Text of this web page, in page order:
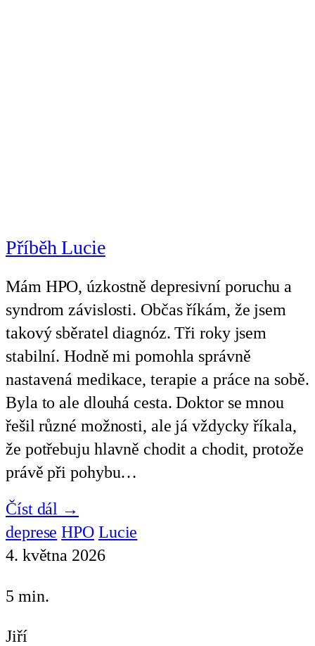
Příběh Lucie
Mám HPO, úzkostně depresivní poruchu a
syndrom závislosti. Občas říkám, že jsem
takový sběratel diagnóz. Tři roky jsem
stabilní. Hodně mi pomohla správně
nastavená medikace, terapie a práce na sobě.
Byla to ale dlouhá cesta. Doktor se mnou
řešil různé možnosti, ale já vždycky říkala,
že potřebuju hlavně chodit a chodit, protože
právě při pohybu…
Číst dál →
deprese HPO Lucie
4. května 2026
5 min.
Jiří